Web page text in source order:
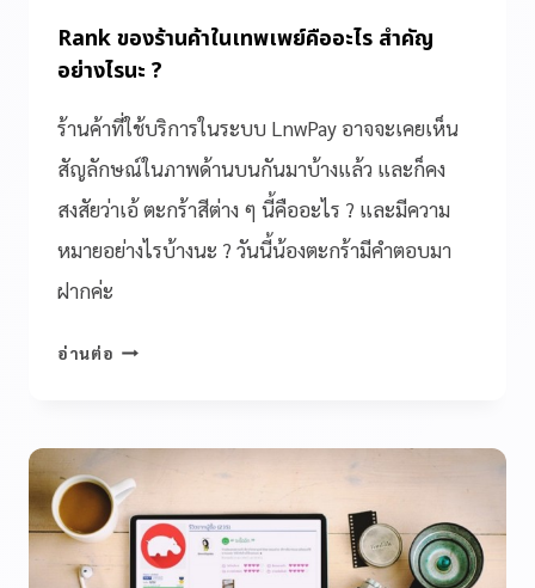
Rank ของร้านค้าในเทพเพย์คืออะไร สำคัญ
อย่างไรนะ ?
ร้านค้าที่ใช้บริการในระบบ LnwPay อาจจะเคยเห็น
สัญลักษณ์ในภาพด้านบนกันมาบ้างแล้ว และก็คง
สงสัยว่าเอ้ ตะกร้าสีต่าง ๆ นี้คืออะไร ? และมีความ
หมายอย่างไรบ้างนะ ? วันนี้น้องตะกร้ามีคำตอบมา
ฝากค่ะ
อ่านต่อ